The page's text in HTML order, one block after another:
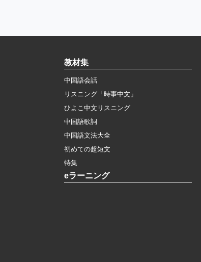
教材集
中国語会話
リスニング「時事中文」
ひよこ中文リスニング
中国語歌詞
中国語文法大全
初めての超短文
特集
eラーニング